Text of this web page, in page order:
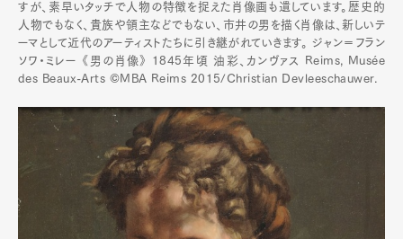
すが、素早いタッチで人物の特徴を捉えた肖像画も遺しています。歴史的
人物でもなく、貴族や領主などでもない、市井の男を描く肖像は、新しいテ
ーマとして近代のアーティストたちに引き継がれていきます。 ジャン＝フラン
ソワ・ミレー 《男の肖像》 1845年頃 油彩、カンヴァス Reims, Musée
des Beaux-Arts ©MBA Reims 2015/Christian Devleeschauwer.